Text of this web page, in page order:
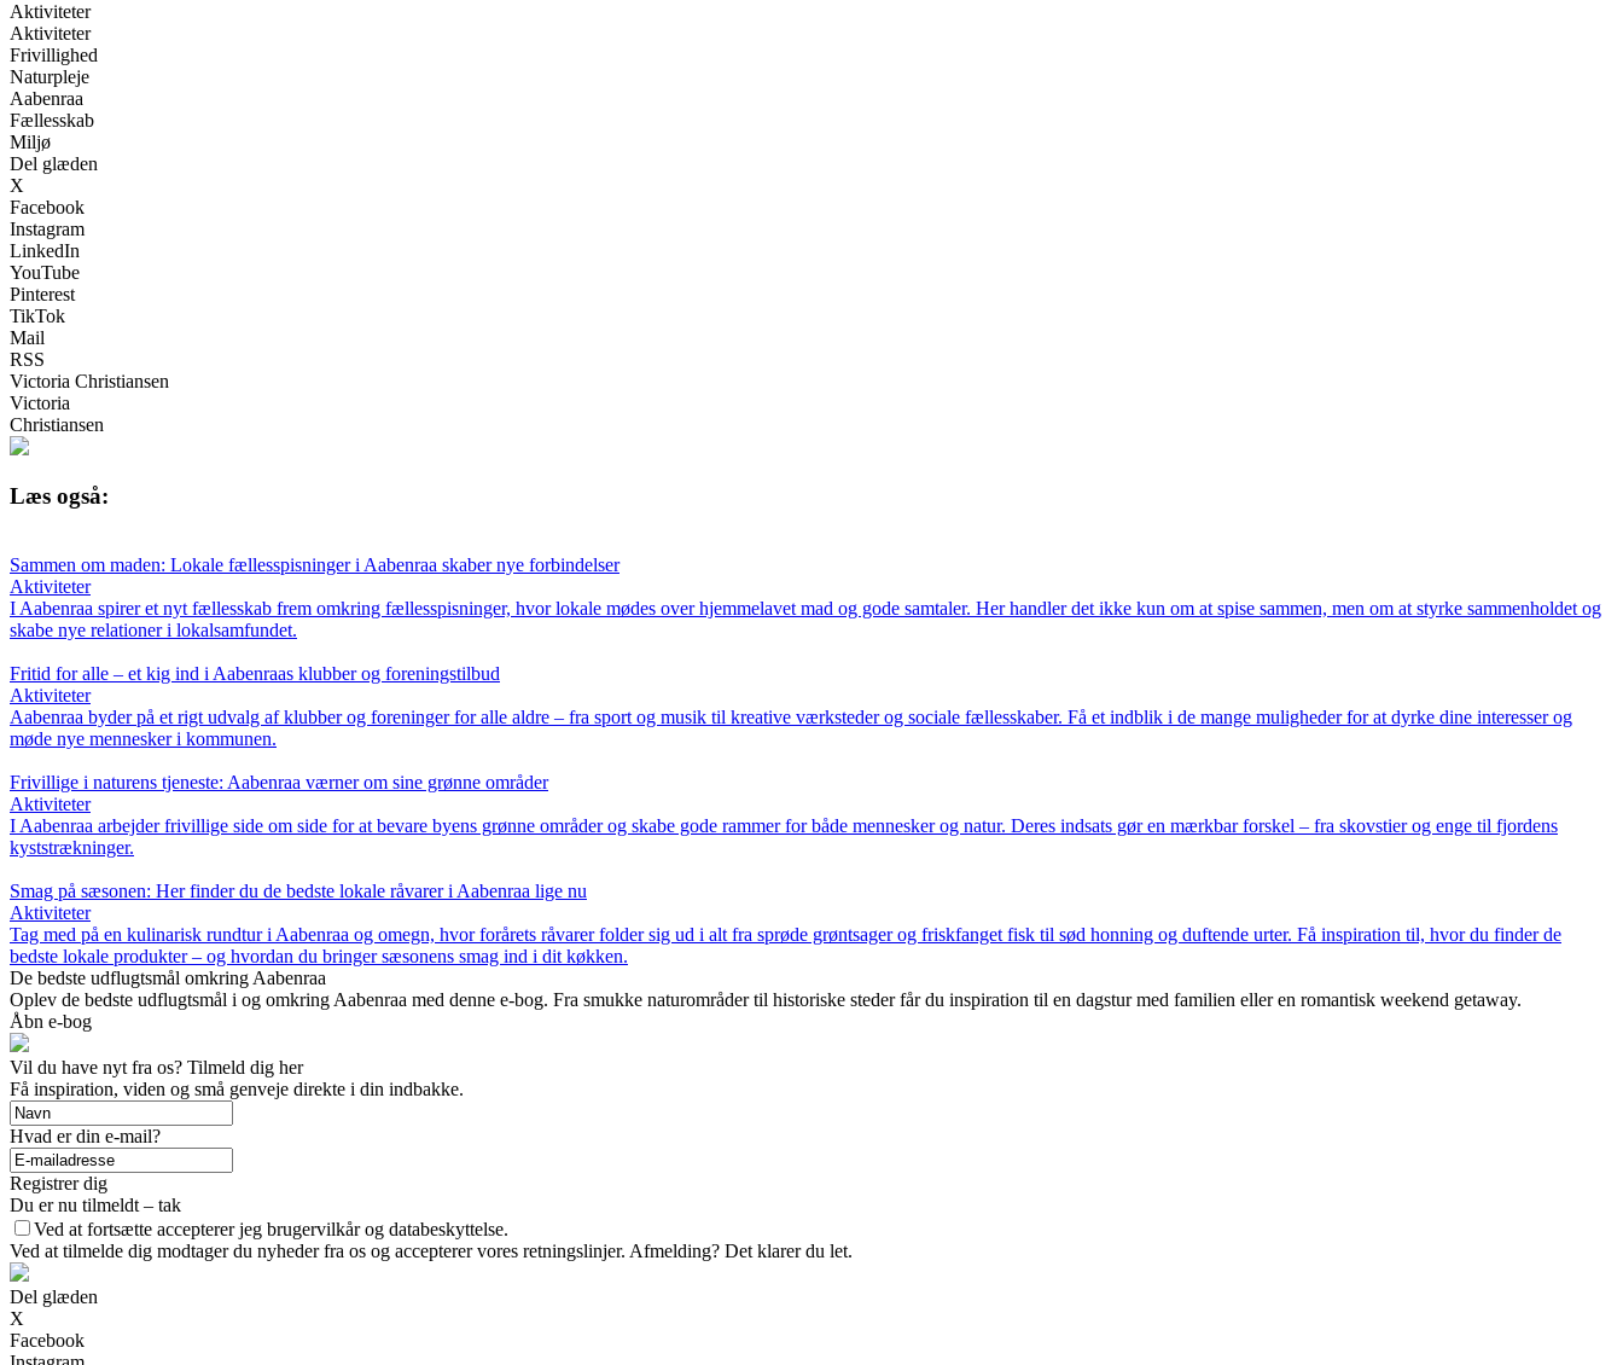
Aktiviteter
Aktiviteter
Frivillighed
Naturpleje
Aabenraa
Fællesskab
Miljø
Del glæden
X
Facebook
Instagram
LinkedIn
YouTube
Pinterest
TikTok
Mail
RSS
Victoria Christiansen
Victoria
Christiansen
Læs også:
Sammen om maden: Lokale fællesspisninger i Aabenraa skaber nye forbindelser
Aktiviteter
I Aabenraa spirer et nyt fællesskab frem omkring fællesspisninger, hvor lokale mødes over hjemmelavet mad og gode samtaler. Her handler det ikke kun om at spise sammen, men om at styrke sammenholdet og
skabe nye relationer i lokalsamfundet.
Fritid for alle – et kig ind i Aabenraas klubber og foreningstilbud
Aktiviteter
Aabenraa byder på et rigt udvalg af klubber og foreninger for alle aldre – fra sport og musik til kreative værksteder og sociale fællesskaber. Få et indblik i de mange muligheder for at dyrke dine interesser og
møde nye mennesker i kommunen.
Frivillige i naturens tjeneste: Aabenraa værner om sine grønne områder
Aktiviteter
I Aabenraa arbejder frivillige side om side for at bevare byens grønne områder og skabe gode rammer for både mennesker og natur. Deres indsats gør en mærkbar forskel – fra skovstier og enge til fjordens
kyststrækninger.
Smag på sæsonen: Her finder du de bedste lokale råvarer i Aabenraa lige nu
Aktiviteter
Tag med på en kulinarisk rundtur i Aabenraa og omegn, hvor forårets råvarer folder sig ud i alt fra sprøde grøntsager og friskfanget fisk til sød honning og duftende urter. Få inspiration til, hvor du finder de
bedste lokale produkter – og hvordan du bringer sæsonens smag ind i dit køkken.
De bedste udflugtsmål omkring Aabenraa
Oplev de bedste udflugtsmål i og omkring Aabenraa med denne e-bog. Fra smukke naturområder til historiske steder får du inspiration til en dagstur med familien eller en romantisk weekend getaway.
Åbn e-bog
Vil du have nyt fra os? Tilmeld dig her
Få inspiration, viden og små genveje direkte i din indbakke.
Hvad er din e-mail?
Registrer dig
Du er nu tilmeldt – tak
Ved at fortsætte accepterer jeg brugervilkår og databeskyttelse.
Ved at tilmelde dig modtager du nyheder fra os og accepterer vores retningslinjer. Afmelding? Det klarer du let.
Del glæden
X
Facebook